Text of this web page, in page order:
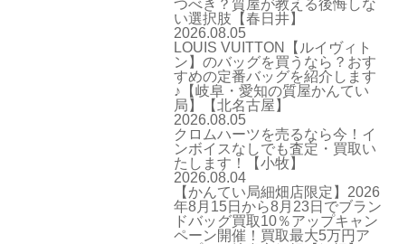
つべき？質屋が教える後悔しな
い選択肢【春日井】
2026.08.05
LOUIS VUITTON【ルイヴィト
ン】のバッグを買うなら？おす
すめの定番バッグを紹介します
♪【岐阜・愛知の質屋かんてい
局】【北名古屋】
2026.08.05
クロムハーツを売るなら今！イ
ンボイスなしでも査定・買取い
たします！【小牧】
2026.08.04
【かんてい局細畑店限定】2026
年8月15日から8月23日でブラン
ドバッグ買取10％アップキャン
ペーン開催！買取最大5万円ア